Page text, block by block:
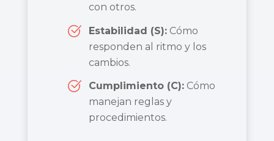
con otros.
Estabilidad (S): Cómo
responden al ritmo y los
cambios.
Cumplimiento (C): Cómo
manejan reglas y
procedimientos.